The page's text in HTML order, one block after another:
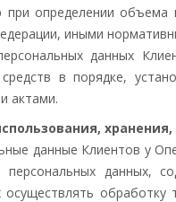
при определении объема
иными
данных
средств в порядке,
актами.
данные Клиентов у
персональных данных,
обработку